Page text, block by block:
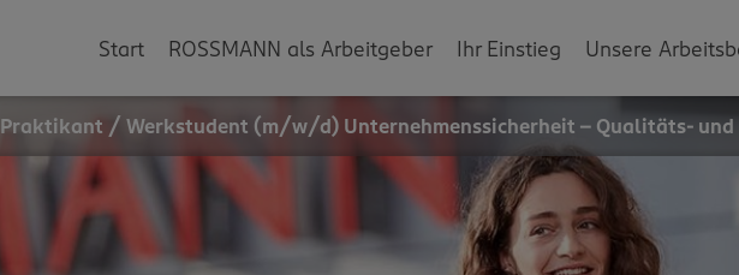
Start ROSSMANN als Arbeitgeber Ihr Einstieg Unsere
Praktikant / Werkstudent (m/w/d) Unternehmenssicherheit - Qualitäts- und